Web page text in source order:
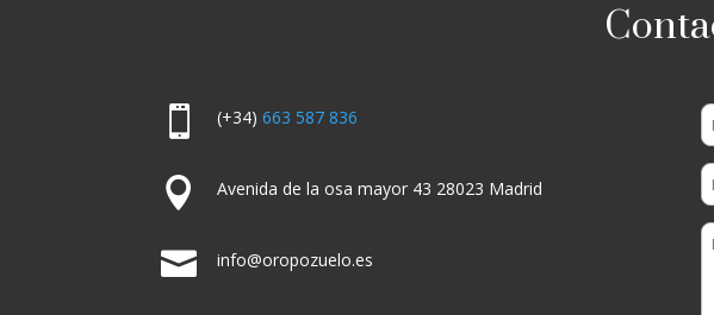
 (+34) 663 587 836
 Avenida de la osa mayor 43 28023 Madrid
 info@oropozuelo.es